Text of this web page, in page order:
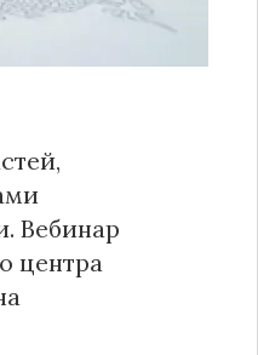
Вебинар
центра